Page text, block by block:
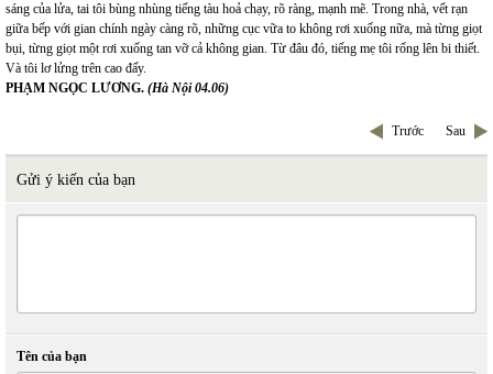
sáng của lửa, tai tôi bùng nhùng tiếng tàu hoả chạy, rõ ràng, mạnh mẽ. Trong nhà, vết rạn
giữa bếp với gian chính ngày càng rõ, những cục vữa to không rơi xuống nữa, mà từng giọt
bụi, từng giọt một rơi xuống tan vỡ cả không gian. Từ đâu đó, tiếng mẹ tôi rống lên bi thiết.
Và tôi lơ lửng trên cao đấy.
PHẠM NGỌC LƯƠNG. (Hà Nội 04.06)
Trước Sau
Gửi ý kiến của bạn
Tên của bạn